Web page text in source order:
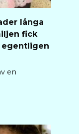
långa
fick
egentligen
en